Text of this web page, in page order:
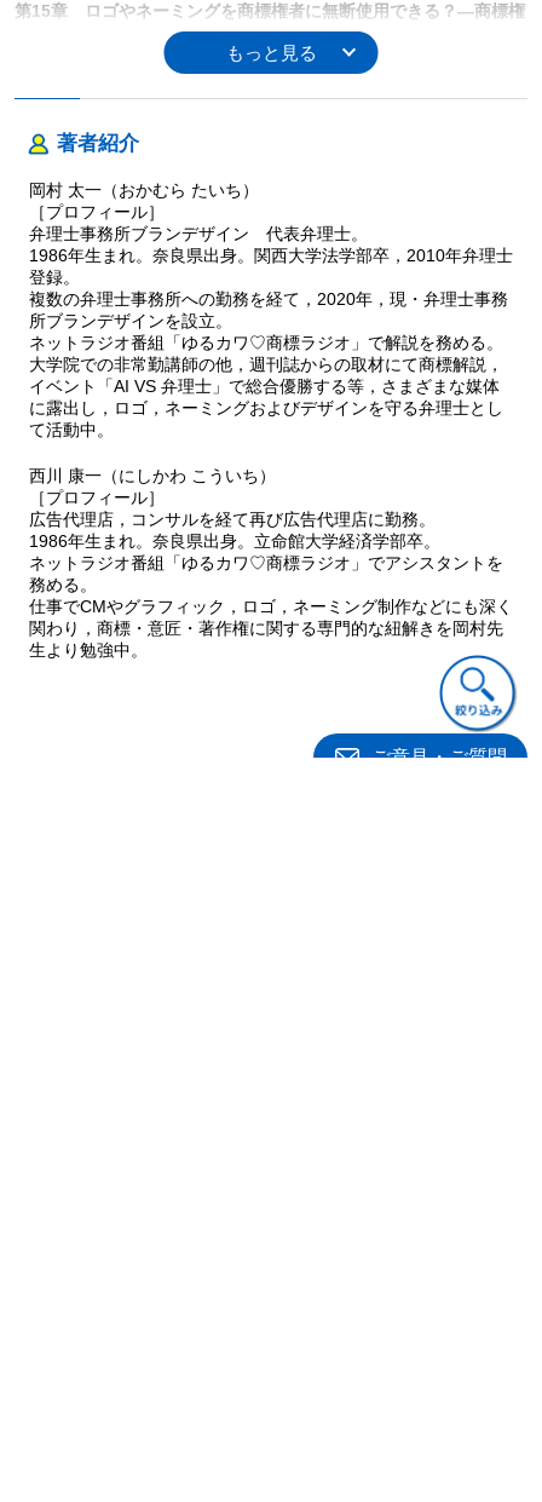
第15章 ロゴやネーミングを商標権者に無断使用できる？―商標権
の効力が及ばない場面③―
Case 15 「Sushi Zanmai」事件
著者紹介
岡村 太一（おかむら たいち）
［プロフィール］
弁理士事務所ブランデザイン 代表弁理士。
1986年生まれ。奈良県出身。関西大学法学部卒，2010年弁理士
登録。
複数の弁理士事務所への勤務を経て，2020年，現・弁理士事務
所ブランデザインを設立。
ネットラジオ番組「ゆるカワ♡商標ラジオ」で解説を務める。
大学院での非常勤講師の他，週刊誌からの取材にて商標解説，
イベント「AI VS 弁理士」で総合優勝する等，さまざまな媒体
に露出し，ロゴ，ネーミングおよびデザインを守る弁理士とし
て活動中。
西川 康一（にしかわ こういち）
［プロフィール］
広告代理店，コンサルを経て再び広告代理店に勤務。
1986年生まれ。奈良県出身。立命館大学経済学部卒。
ネットラジオ番組「ゆるカワ♡商標ラジオ」でアシスタントを
務める。
仕事でCMやグラフィック，ロゴ，ネーミング制作などにも深く
関わり，商標・意匠・著作権に関する専門的な紐解きを岡村先
生より勉強中。
ご意見・ご質問